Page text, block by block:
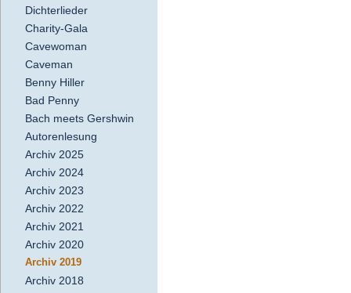
Dichterlieder
Charity-Gala
Cavewoman
Caveman
Benny Hiller
Bad Penny
Bach meets Gershwin
Autorenlesung
Archiv 2025
Archiv 2024
Archiv 2023
Archiv 2022
Archiv 2021
Archiv 2020
Archiv 2019
Archiv 2018